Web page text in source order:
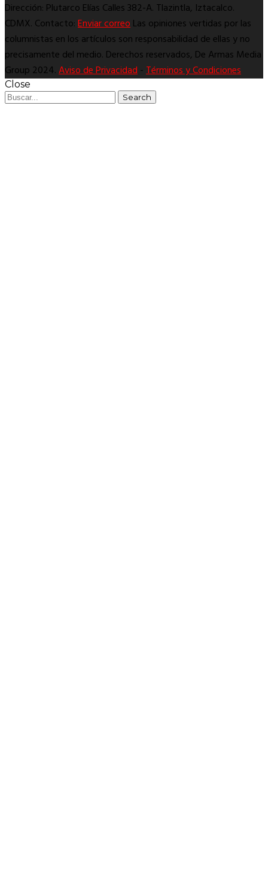
Dirección: Plutarco Elías Calles 382-A. Tlazintla, Iztacalco.
CDMX. Contacto:Enviar correoLas opiniones vertidas por las
columnistas en los artículos son responsabilidad de ellas y no
precisamente del medio. Derechos reservados, De Armas Media
Group 2024.Aviso de Privacidad-Términos y Condiciones
Close